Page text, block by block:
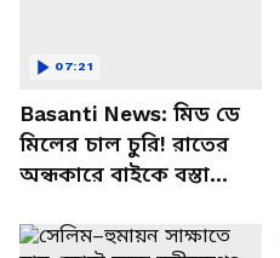
Basanti News: মিড ডে
মিলের চাল চুরি! রাতের
অন্ধকারে বাইকে বস্তা
চত্বরে তাণ্ডব
07:21